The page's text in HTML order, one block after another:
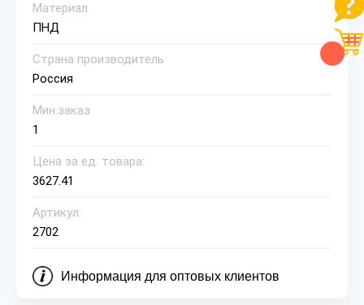
Материал
ПНД
Страна производитель
Россия
Мин.заказ
1
Цена за ед. товара:
3627.41
Артикул:
2702
Информация для оптовых клиентов